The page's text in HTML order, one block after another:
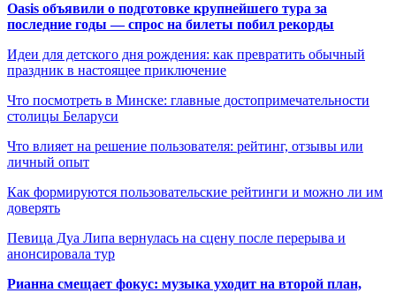
Oasis объявили о подготовке крупнейшего тура за
последние годы — спрос на билеты побил рекорды
Идеи для детского дня рождения: как превратить обычный
праздник в настоящее приключение
Что посмотреть в Минске: главные достопримечательности
столицы Беларуси
Что влияет на решение пользователя: рейтинг, отзывы или
личный опыт
Как формируются пользовательские рейтинги и можно ли им
доверять
Певица Дуа Липа вернулась на сцену после перерыва и
анонсировала тур
Рианна смещает фокус: музыка уходит на второй план,